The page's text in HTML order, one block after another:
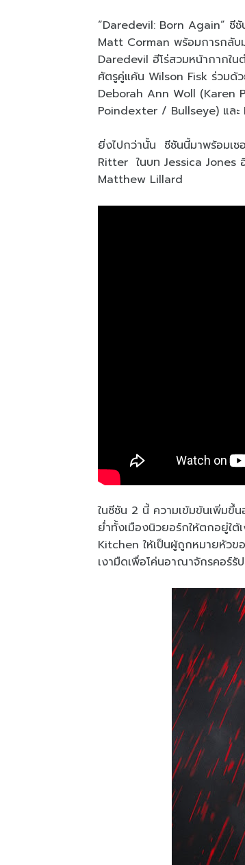
“Daredevil: Born Again” ซี
Matt Corman พร้อมการกลั
Daredevil ฮีโร่สวมหน้ากากใ
ศัตรูคู่แค้น Wilson Fisk ร่วม
Deborah Ann Woll (Karen
Poindexter / Bullseye) แล
ยิ่งไปกว่านั้น ซีซันนี้มาพร้อมเ
Ritter ในบท Jessica Jones
Matthew Lillard
ในซีซัน 2 นี้ ความเข้มข้นเพิ่มขึ้
ย่ำทั้งเมืองนิวยอร์กให้ตกอยู่ใต้
Kitchen ให้เป็นผู้ถูกหมายหัว
เงามืดเพื่อโค่นอาณาจักรคอร์